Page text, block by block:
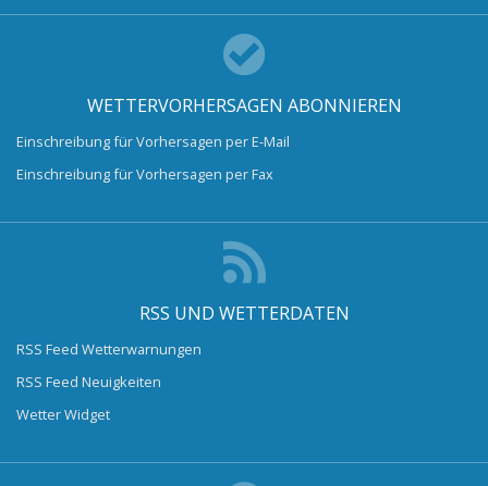
WETTERVORHERSAGEN ABONNIEREN
Einschreibung für Vorhersagen per E-Mail
Einschreibung für Vorhersagen per Fax
RSS UND WETTERDATEN
RSS Feed Wetterwarnungen
RSS Feed Neuigkeiten
Wetter Widget